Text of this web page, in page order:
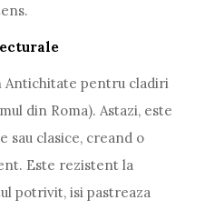
pentru cladiri
din Roma). Astazi, este
sau clasice, creand o
Este rezistent la
potrivit, isi pastreaza